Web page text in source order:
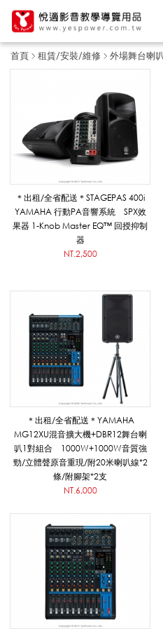
首頁 租賃/安裝/維修 外場舞台喇
場
舞
喇
叭
出
租
＊出租/全省配送＊STAGEPAS 400i
YAMAHA 行動PA音響系統 SPX效
果器 1-Knob Master EQ™ 回授抑制
器
NT.2,500
＊出租/全省配送＊YAMAHA
MG12XU混音擴大機+DBR12舞台喇
叭1對組合 1000W+1000W音質強
勁/立體聲原音重現/附20米喇叭線*2
條/附腳架*2支
NT.6,000